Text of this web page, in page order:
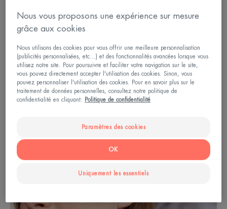
température comprise entre 32 et 34°C ;
Lire plus
Nous vous proposons une expérience sur mesure
grâce aux cookies
Nous utilisons des cookies pour vous offrir une meilleure personnalisation
(publicités personnalisées, etc...) et des fonctionnalités avancées lorsque vous
utilisez notre site. Pour poursuivre et faciliter votre navigation sur le site,
vous pouvez directement accepter l'utilisation des cookies. Sinon, vous
pouvez personnaliser l'utilisation des cookies. Pour en savoir plus sur le
traitement de données personnelles, consultez notre politique de
confidentialité en cliquant:
Politique de confidentialité
Paramètres des cookies
Uniquement les essentiels
OK